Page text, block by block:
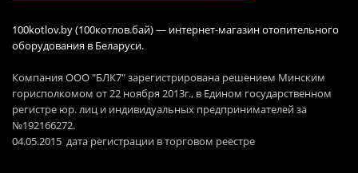
100kotlov.by (100котлов.бай) — интернет-магазин отопительного
оборудования в Беларуси.
Компания ООО "БЛК7" зарегистрирована решением Минским
горисполкомом от 22 ноября 2013г., в Едином государственном
регистре юр. лиц и индивидуальных предпринимателей за
№192166272.
04.05.2015 дата регистрации в торговом реестре